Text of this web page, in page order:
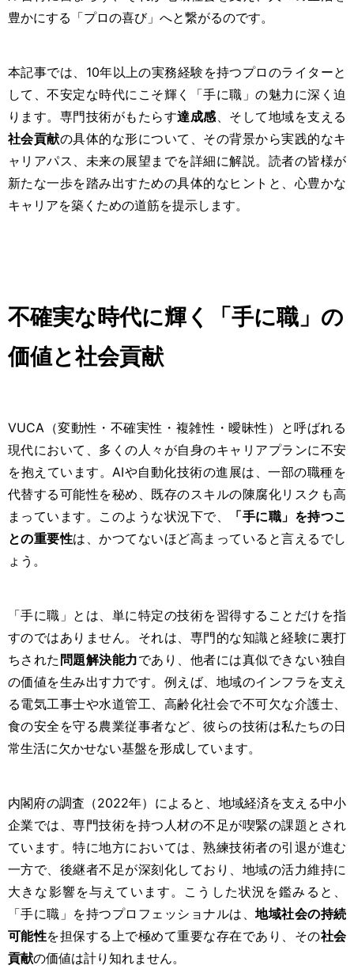
豊かにする「プロの喜び」へと繋がるのです。
本記事では、10年以上の実務経験を持つプロのライターと
して、不安定な時代にこそ輝く「手に職」の魅力に深く迫
ります。専門技術がもたらす達成感、そして地域を支える
社会貢献の具体的な形について、その背景から実践的なキ
ャリアパス、未来の展望までを詳細に解説。読者の皆様が
新たな一歩を踏み出すための具体的なヒントと、心豊かな
キャリアを築くための道筋を提示します。
不確実な時代に輝く「手に職」の
価値と社会貢献
VUCA（変動性・不確実性・複雑性・曖昧性）と呼ばれる
現代において、多くの人々が自身のキャリアプランに不安
を抱えています。AIや自動化技術の進展は、一部の職種を
代替する可能性を秘め、既存のスキルの陳腐化リスクも高
まっています。このような状況下で、
「手に職」を持つこ
との重要性は、かつてないほど高まっていると言えるでし
ょう。
「手に職」とは、単に特定の技術を習得することだけを指
すのではありません。それは、専門的な知識と経験に裏打
ちされた 問題解決能力であり、他者には真似できない独自
の価値を生み出す力です。例えば、地域のインフラを支え
る電気工事士や水道管工、高齢化社会で不可欠な介護士、
食の安全を守る農業従事者など、彼らの技術は私たちの日
常生活に欠かせない基盤を形成しています。
内閣府の調査（2022年）によると、地域経済を支える中小
企業では、専門技術を持つ人材の不足が喫緊の課題とされ
ています。特に地方においては、熟練技術者の引退が進む
一方で、後継者不足が深刻化しており、地域の活力維持に
大きな影響を与えています。こうした状況を鑑みると、
「手に職」を持つプロフェッショナルは、地域社会の持続
可能性を担保する上で極めて重要な存在であり、その社会
貢献の価値は計り知れません。